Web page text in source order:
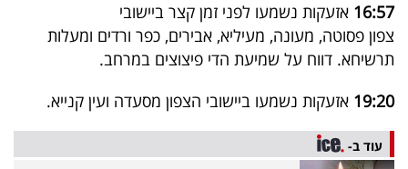
16:57 אזעקות נשמעו לפני זמן קצר ביישובי
צפון פסוטה, מעונה, מעיליא, אבירים, כפר ורדים ומעלות
תרשיחא. דווח על שמיעת הדי פיצוצים במרחב.
19:20 אזעקות נשמעו ביישובי הצפון מסעדה ועין קנייא.
עוד ב-